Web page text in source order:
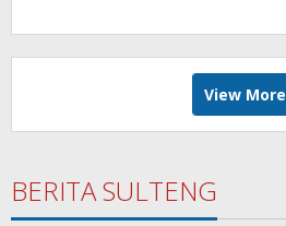
View More
BERITA SULTENG